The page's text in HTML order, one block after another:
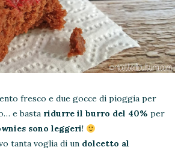
fresco e due gocce di pioggia per
e basta ridurre il burro del 40% per
sono leggeri!
tanta voglia di un dolcetto al